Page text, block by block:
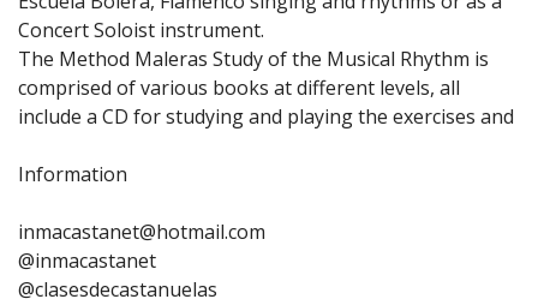
Concert Soloist instrument.
The Method Maleras Study of the Musical Rhythm is
comprised of various books at different levels, all
include a CD for studying and playing the exercises and
Information
inmacastanet@hotmail.com
@inmacastanet
@clasesdecastanuelas